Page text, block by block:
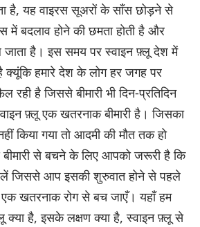
है, यह वाइरस सूअरों के साँस छोड़ने से
में बदलाव होने की छमता होती है और
है। इस समय पर स्वाइन फ़्लू देश में
क्यूंकि हमारे देश के लोग हर जगह पर
रही है जिससे बीमारी भी दिन-प्रतिदिन
फ़्लू एक खतरनाक बीमारी है। जिसका
किया गया तो आदमी की मौत तक हो
से बचने के लिए आपको जरूरी है कि
जिससे आप इसकी शुरुवात होने से पहले
खतरनाक रोग से बच जाएँ। यहाँ हम
है, इसके लक्षण क्या है, स्वाइन फ़्लू से